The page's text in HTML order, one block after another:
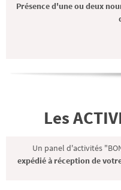
Présence d'une ou deux
Les
Un panel d'activités
expédié à réception de